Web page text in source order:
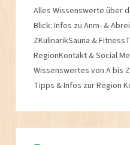
Alles Wissenswerte über
Blick: Infos zu Anm- &
ZKulinarikSauna &
RegionKontakt & Social
Wissenswertes von A bis
Tipps & Infos zur Region